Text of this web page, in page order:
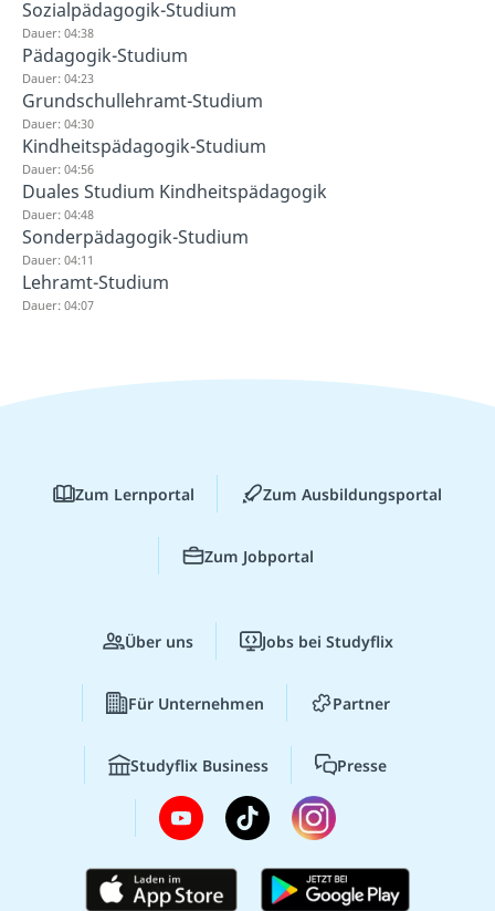
Sozialpädagogik-Studium
Dauer: 04:38
Pädagogik-Studium
Dauer: 04:23
Grundschullehramt-Studium
Dauer: 04:30
Kindheitspädagogik-Studium
Dauer: 04:56
Duales Studium Kindheitspädagogik
Dauer: 04:48
Sonderpädagogik-Studium
Dauer: 04:11
Lehramt-Studium
Dauer: 04:07
Zum Lernportal Zum Ausbildungsportal
Zum Jobportal
Über uns Jobs bei Studyflix
Für Unternehmen Partner
Studyflix Business Presse